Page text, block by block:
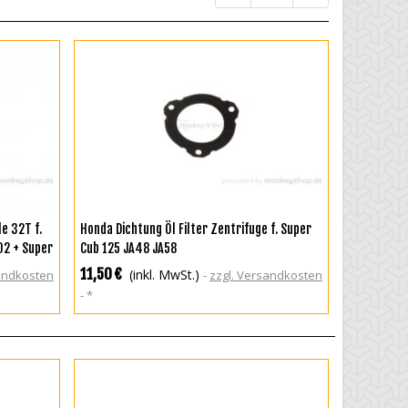
32T f.
+ Super
IN DEN WARENKORB
Honda Dichtung Öl Filter Zentrifuge f. Super
Cub 125 JA48 JA58
11,50 € (inkl. MwSt.)
zzgl. Versandkosten
*